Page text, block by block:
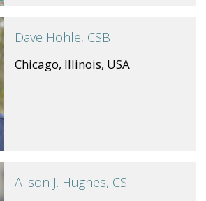
Dave Hohle, CSB
Chicago, Illinois, USA
Alison J. Hughes, CS